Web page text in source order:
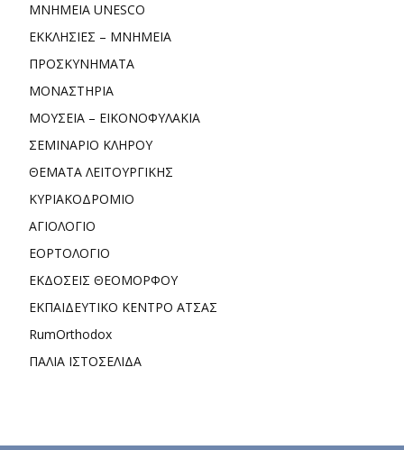
ΜΝΗΜΕΙΑ UNESCO
ΕΚΚΛΗΣΙΕΣ – ΜΝΗΜΕΙΑ
ΠΡΟΣΚΥΝΗΜΑΤΑ
ΜΟΝΑΣΤΗΡΙΑ
ΜΟΥΣΕΙΑ – ΕΙΚΟΝΟΦΥΛΑΚΙΑ
ΣΕΜΙΝΑΡΙΟ ΚΛΗΡΟΥ
ΘΕΜΑΤΑ ΛΕΙΤΟΥΡΓΙΚΗΣ
ΚΥΡΙΑΚΟΔΡΟΜΙΟ
ΑΓΙΟΛΟΓΙΟ
ΕΟΡΤΟΛΟΓΙΟ
ΕΚΔΟΣΕΙΣ ΘΕΟΜΟΡΦΟΥ
ΕΚΠΑΙΔΕΥΤΙΚΟ ΚΕΝΤΡΟ ΑΤΣΑΣ
RumOrthodox
ΠΑΛΙΑ ΙΣΤΟΣΕΛΙΔΑ